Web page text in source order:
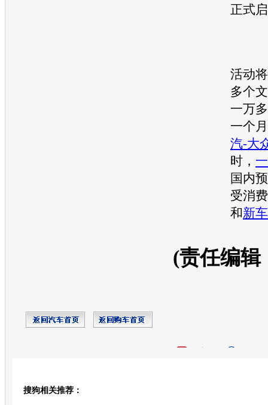
正式
活动
多个
一万
一个
汽-大
时，
国内
受消
和新车
(责任编辑
搜狗相关推荐：